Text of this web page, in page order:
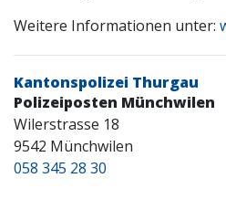
Weitere Informationen unter:
Kantonspolizei Thurgau
Polizeiposten Münchwilen
Wilerstrasse 18
9542 Münchwilen
058 345 28 30